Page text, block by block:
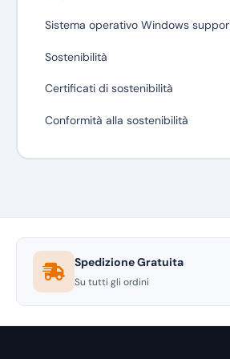
Sistema operativo Windows suppor
Sostenibilità
Certificati di sostenibilità
Conformità alla sostenibilità
Spedizione Gratuita
Su tutti gli ordini